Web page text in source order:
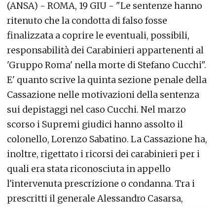
(ANSA) - ROMA, 19 GIU - "Le sentenze hanno
ritenuto che la condotta di falso fosse
finalizzata a coprire le eventuali, possibili,
responsabilità dei Carabinieri appartenenti al
'Gruppo Roma' nella morte di Stefano Cucchi".
E' quanto scrive la quinta sezione penale della
Cassazione nelle motivazioni della sentenza
sui depistaggi nel caso Cucchi. Nel marzo
scorso i Supremi giudici hanno assolto il
colonello, Lorenzo Sabatino. La Cassazione ha,
inoltre, rigettato i ricorsi dei carabinieri per i
quali era stata riconosciuta in appello
l'intervenuta prescrizione o condanna. Tra i
prescritti il generale Alessandro Casarsa,